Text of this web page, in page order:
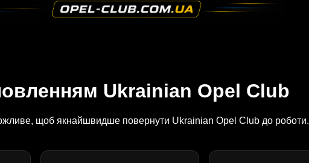
Ukrainian Opel Club
щоб якнайшвидше повернути Ukrainian Opel Club до роботи.